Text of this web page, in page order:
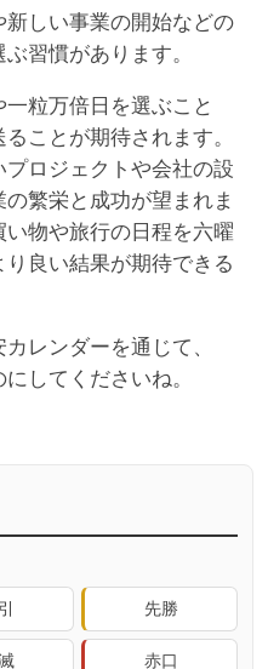
新しい事業の開始などの
習慣があります。
粒万倍日を選ぶこと
ことが期待されます。
ロジェクトや会社の設
繁栄と成功が望まれま
物や旅行の日程を六曜
良い結果が期待できる
レンダーを通じて、
してくださいね。
先勝
赤口